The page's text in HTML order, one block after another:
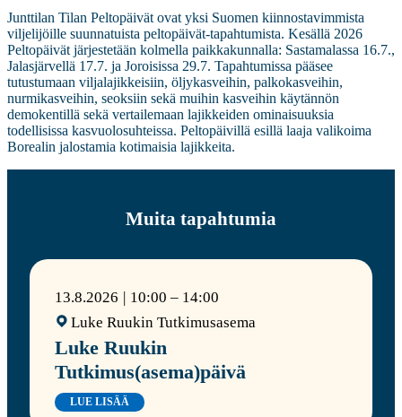
Junttilan Tilan Peltopäivät ovat yksi Suomen kiinnostavimmista
viljelijöille suunnatuista peltopäivät-tapahtumista. Kesällä 2026
Peltopäivät järjestetään kolmella paikkakunnalla: Sastamalassa 16.7.,
Jalasjärvellä 17.7. ja Joroisissa 29.7. Tapahtumissa pääsee
tutustumaan viljalajikkeisiin, öljykasveihin, palkokasveihin,
nurmikasveihin, seoksiin sekä muihin kasveihin käytännön
demokentillä sekä vertailemaan lajikkeiden ominaisuuksia
todellisissa kasvuolosuhteissa. Peltopäivillä esillä laaja valikoima
Borealin jalostamia kotimaisia lajikkeita.
Muita tapahtumia
13.8.2026
10:00 – 14:00
Luke Ruukin Tutkimusasema
Luke Ruukin
Tutkimus(asema)päivä
LUE LISÄÄ